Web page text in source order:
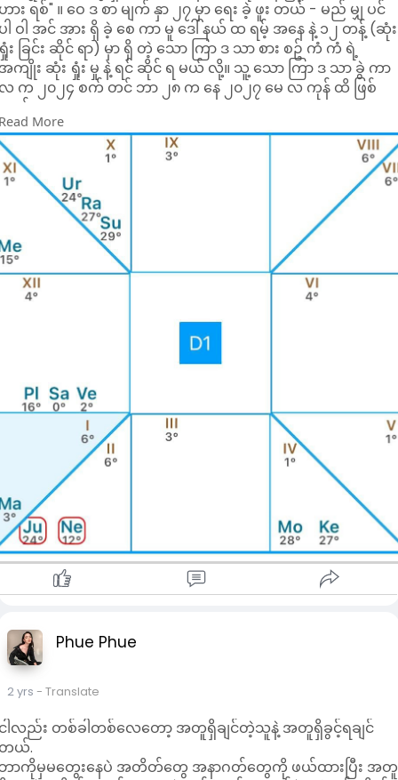
ား ရစ်" ။ ဝေ ဒ စာ မျက် နှာ ၂၇ မှာ ရေး ခဲ့ ဖူး တယ် - မည် မျှ ပင်
ါ ဝါ အင် အား ရှိ ခဲ့ စေ ကာ မူ ဒေါ် နယ် ထ ရမ့် အနေ နဲ့ ၁၂ တန့် (ဆုံး
း ခြင်း ဆိုင် ရာ) မှာ ရှိ တဲ့ သော ကြာ ဒ သာ စား စဥ် ကံ ကံ ရဲ့
ကျိုး ဆုံး ရှုံး မှု နဲ့ ရင် ဆိုင် ရ မယ် လို့။ သူ့ သော ကြာ ဒ သာ ခွဲ ကာ
က ၂၀၂၄ စက် တင် ဘာ ၂၈ က နေ ၂၀၂၇ မေ လ ကုန် ထိ ဖြစ်
ယ်။
ခု ထိ တော့ ပြစ် မှု တွေ အ များ စု နဲ့ လဲ တ ရား စွဲ ဆို ခြင်း ခံ ထား
တဲ့ ဒေါ် နယ် ထ ရမ့် အ နေ နဲ့ ရှုံး မဲ့ အနေ အ ထား လက် တွေ့ မှာ မ
ေ့ ရ သေး ဘူး။ မဲ ကြို စစ် တမ်း (polls) တွေ က ၅၀-၅၀ ပြ နေ
ြ တယ်။
ရဲ့ မူ လ ဇာ တာ က အား ကောင်း ခြင်း ၊ သူ့ ရဲ့ မ ဟာ ကြာသ ပ
ေး ဒ သာ သင့် တင့် ကောင်း မွန် ခြင်း တို့ က သူ့ ကို အခု ထိ ကာ
ယ် ပေး ထား တုံး ပဲ။ သို့ သော် ဝေ ဒ စည်း မျဥ်း များ အ ရ ဒီ သော
ြာ ဒ သာ ခွဲ မှာ သူ ဟာဆုံး ရှုံး မှု များ နဲ့ ရင် ဆိုင် ရမယ်။
More
Phue Phue
2 yrs - Translate
ါလည်း တစ်ခါတစ်လေတော့ အတူရှိချင်တဲ့သူနဲ့ အတူရှိခွင့်ရချင်
ယ်.
ာကိုမှမတွေးနေပဲ အတိတ်တွေ အနာဂတ်တွေကို ဖယ်ထားပြီး အတူ